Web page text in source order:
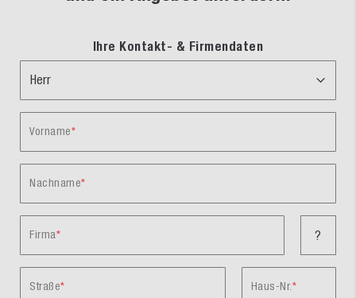
Ihre Kontakt- & Firmendaten
Vorname
Nachname
Firma ?
Straße Haus-Nr.